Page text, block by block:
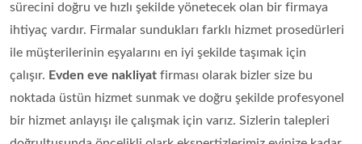
sürecini doğru ve hızlı şekilde yönetecek olan bir firmaya
ihtiyaç vardır. Firmalar sundukları farklı hizmet prosedürleri
ile müşterilerinin eşyalarını en iyi şekilde taşımak için
çalışır. Evden eve nakliyat firması olarak bizler size bu
noktada üstün hizmet sunmak ve doğru şekilde profesyonel
bir hizmet anlayışı ile çalışmak için varız. Sizlerin talepleri